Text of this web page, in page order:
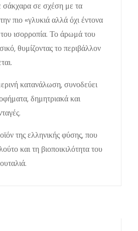
σάκχαρα σε σχέση με τα
πιο «γλυκιά αλλά όχι έντονα
ισορροπία. Το άρωμά του
θυμίζοντας το περιβάλλον
κατανάλωση, συνοδεύει
δημητριακά και
της ελληνικής φύσης, που
και τη βιοποικιλότητα του